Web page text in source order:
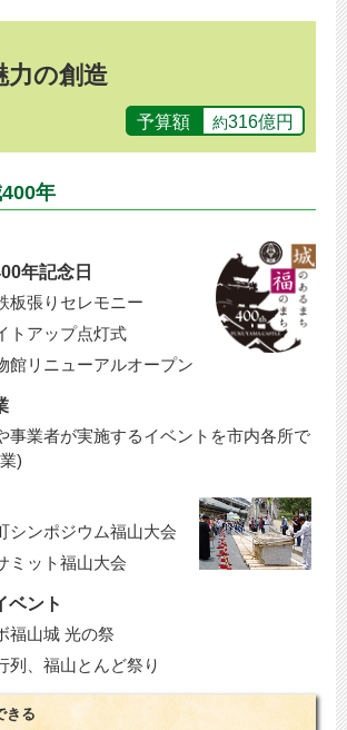
力の創造
予算額 約316億円
年
年記念日
板張りセレモニー
トアップ点灯式
館リニューアルオープン
事業者が実施するイベントを市内各所で
)
シンポジウム福山大会
ミット福山大会
ベント
福山城 光の祭
列、福山とんど祭り
きる